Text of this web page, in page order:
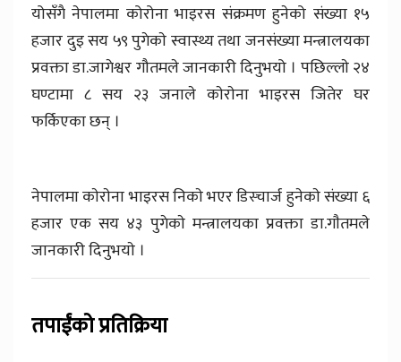
योसँगै नेपालमा कोरोना भाइरस संक्रमण हुनेको संख्या १५
हजार दुइ सय ५९ पुगेकाे स्वास्थ्य तथा जनसंख्या मन्त्रालयका
प्रवक्ता डा.जागेश्वर गौतमले जानकारी दिनुभयो । पछिल्लाे २४
घण्टामा ८ सय २३ जनाले काेराेना भाइरस जितेर घर
फर्किएका छन् ।
नेपालमा काेराेना भाइरस निकाे भएर डिस्चार्ज हुनेकाे संख्या ६
हजार एक सय ४३ पुगेकाे मन्त्रालयका प्रवक्ता डा.गाैतमले
जानकारी दिनुभयाे ।
तपाईंको प्रतिक्रिया